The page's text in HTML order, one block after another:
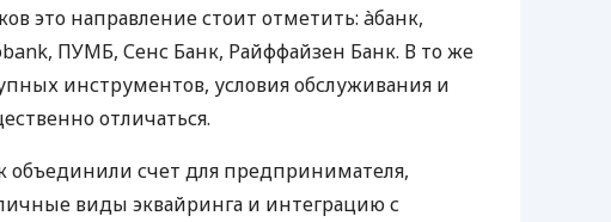
это направление стоит отметить: àбанк,
ПУМБ, Сенс Банк, Райффайзен Банк. В то же
инструментов, условия обслуживания и
отличаться.
объединили счет для предпринимателя,
виды эквайринга и интеграцию с